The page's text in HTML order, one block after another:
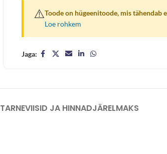
⚠️Toode on hügeenitoode, mis tähendab
Loe rohkem
Jaga:
TARNEVIISID JA HINNADJÄRELMAKS